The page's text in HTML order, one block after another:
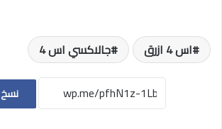
اس 4 ازرق جالاكسي اس 4
نسخ